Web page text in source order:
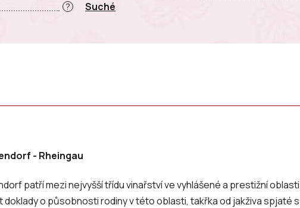
? Suché
- Rheingau
patří mezi nejvyšší třídu vinařství ve vyhlášené a prestižní
doklady o působnosti rodiny v této oblasti, takřka od jakživa spjaté